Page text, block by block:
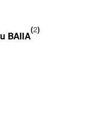
BAIIA
(2)